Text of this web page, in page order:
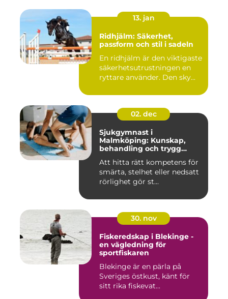
13. jan
Ridhjälm: Säkerhet,
passform och stil i sadeln
En ridhjälm är den viktigaste
säkerhetsutrustningen en
ryttare använder. Den sky...
02. dec
Sjukgymnast i
Malmköping: Kunskap,
behandling och trygg
Att hitta rätt kompetens för
smärta, stelhet eller nedsatt
rörlighet gör st...
30. nov
Fiskeredskap i Blekinge -
en vägledning för
sportfiskaren
Blekinge är en pärla på
Sveriges östkust, känt för
sitt rika fiskevat...